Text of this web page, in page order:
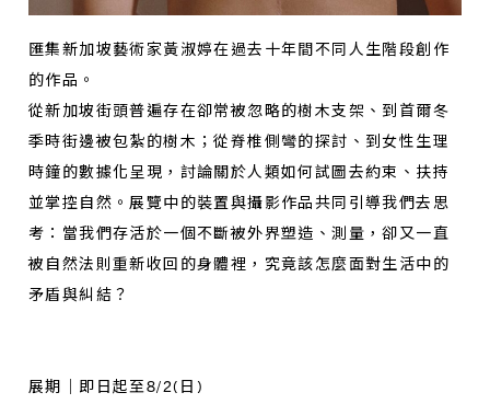
匯集新加坡藝術家黃淑婷在過去十年間不同人生階段創作
的作品。
從新加坡街頭普遍存在卻常被忽略的樹木支架、到首爾冬
季時街邊被包紮的樹木；從脊椎側彎的探討、到女性生理
時鐘的數據化呈現，討論關於人類如何試圖去約束、扶持
並掌控自然。展覽中的裝置與攝影作品共同引導我們去思
考：當我們存活於一個不斷被外界塑造、測量，卻又一直
被自然法則重新收回的身體裡，究竟該怎麼面對生活中的
矛盾與糾結？
展期｜即日起至8/2(日)